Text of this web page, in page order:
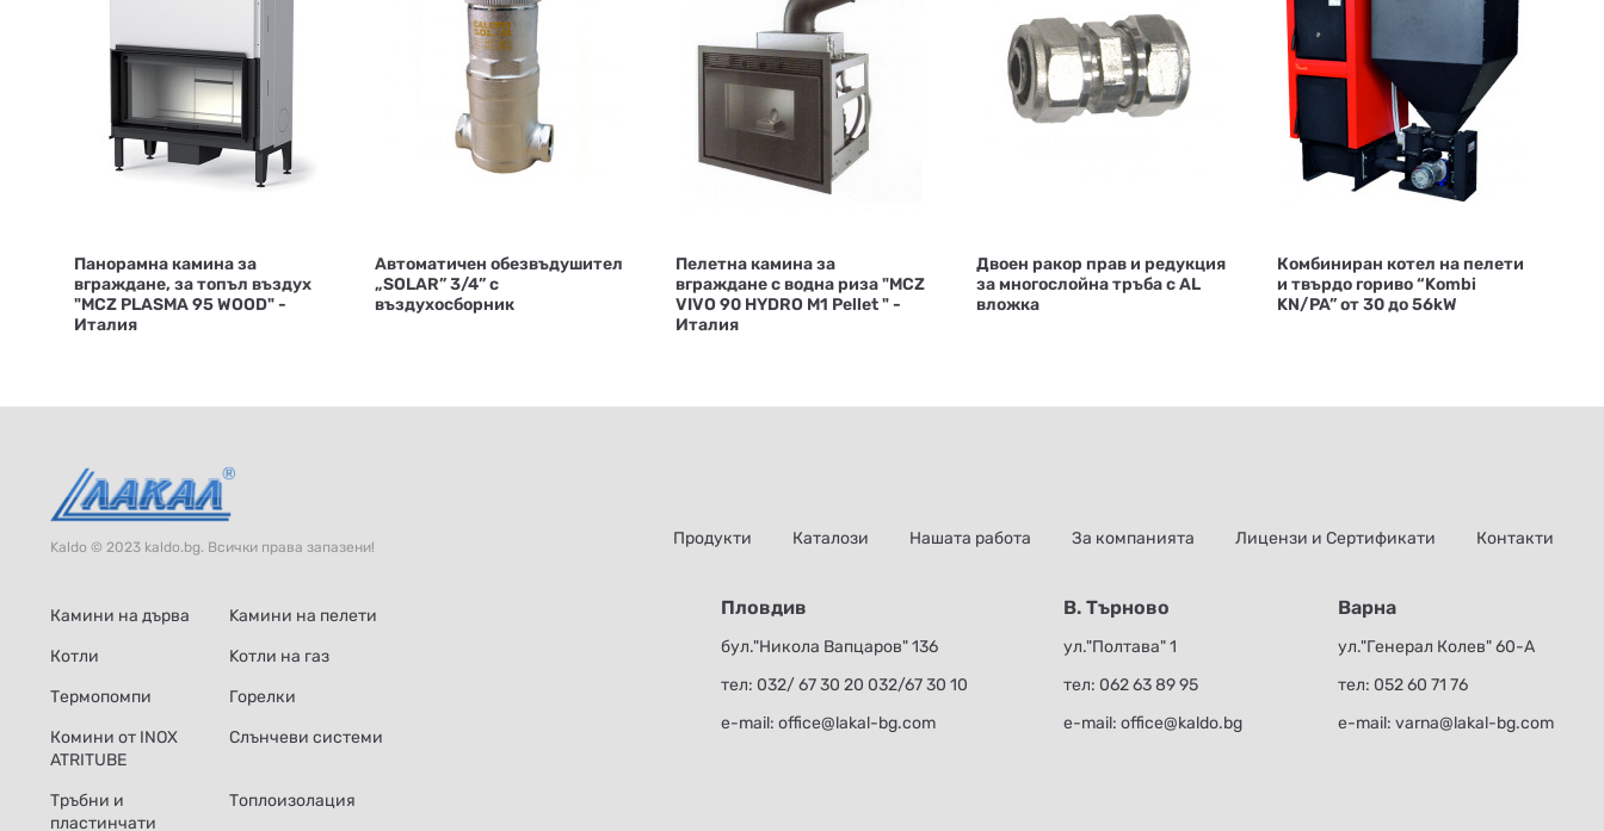
Панорамна камина за
вграждане, за топъл въздух
"MCZ PLASMA 95 WOOD" -
Италия
Автоматичен обезвъдушител
„SOLAR” 3/4” с
въздухосборник
Пелетна камина за
вграждане с водна риза "MCZ
VIVO 90 HYDRO M1 Pellet " -
Италия
Двоен ракор прав и редукция
за многослойна тръба с АL
вложка
Комбиниран котел на пелети
и твърдо гориво “Kombi
KN/PA” от 30 до 56kW
Kaldo © 2023 kaldo.bg. Всички права запазени!
Камини на дърва
Kамини на пелети
Котли
Kотли на газ
Термопомпи
Горелки
Комини от INOX
ATRITUBE
Слънчеви системи
Тръбни и
пластинчати
Топлоизолация
Продукти Каталози Нашата работа За компанията Лицензи и Сертификати Контакти
Пловдив
бул."Никола Вапцаров" 136
тел: 032/ 67 30 20 032/67 30 10
е-mail: office@lakal-bg.com
В. Търново
ул."Полтава" 1
тел: 062 63 89 95
е-mail: office@kaldo.bg
Варна
ул."Генерал Колев" 60-А
тел: 052 60 71 76
е-mail: varna@lakal-bg.com